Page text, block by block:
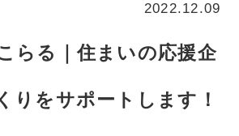
2022.12.09
らる｜住まいの応援企
りをサポートします！